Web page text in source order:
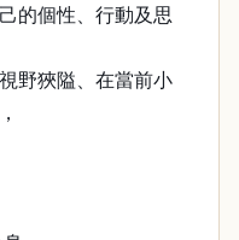
的個性、行動及思
野狹隘、在當前小